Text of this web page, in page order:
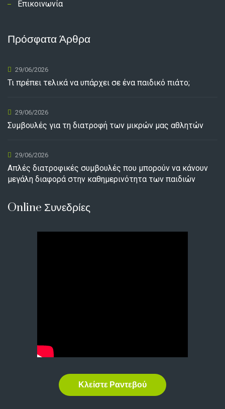
Επικοινωνία
Πρόσφατα Άρθρα
29/06/2026
Τι πρέπει τελικά να υπάρχει σε ένα παιδικό πιάτο;
29/06/2026
Συμβουλές για τη διατροφή των μικρών μας αθλητών
29/06/2026
Απλές διατροφικές συμβουλές που μπορούν να κάνουν
μεγάλη διαφορά στην καθημερινότητα των παιδιών
Online Συνεδρίες
Κλείστε Ραντεβού